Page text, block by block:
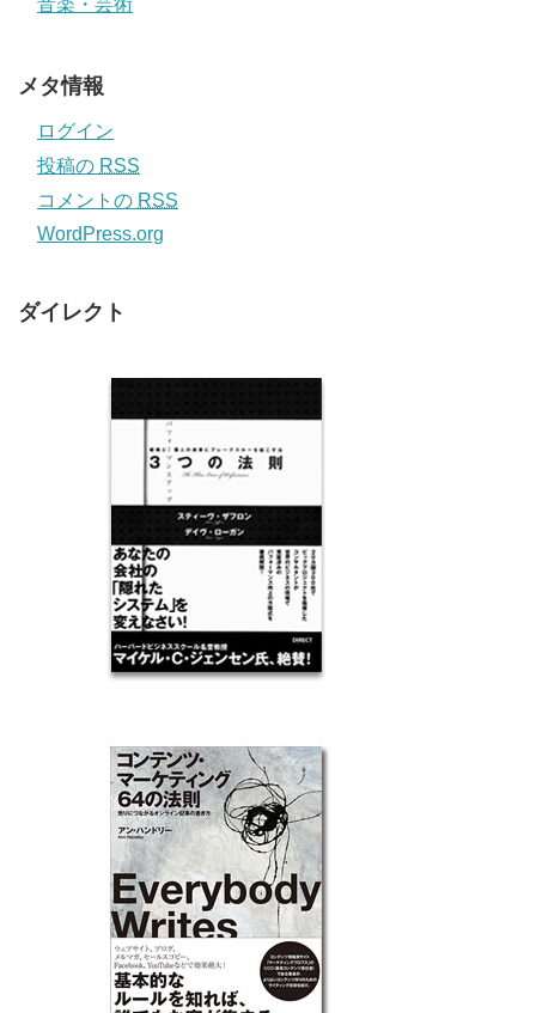
メタ情報
ログイン
投稿の RSS
コメントの RSS
WordPress.org
ダイレクト